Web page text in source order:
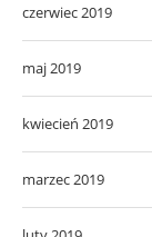
czerwiec 2019
maj 2019
kwiecień 2019
marzec 2019